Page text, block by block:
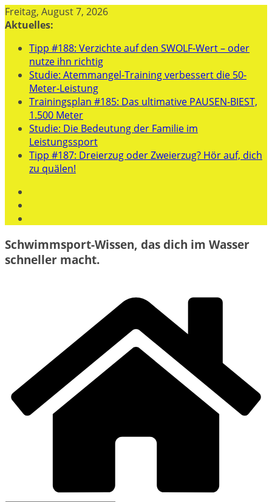
Zum
Inhalt
Freitag, August 7, 2026
Aktuelles:
Tipp #188: Verzichte auf den SWOLF-Wert – oder
nutze ihn richtig
Studie: Atemmangel-Training verbessert die 50-
Meter-Leistung
Trainingsplan #185: Das ultimative PAUSEN-BIEST,
1.500 Meter
Studie: Die Bedeutung der Familie im
Leistungssport
Tipp #187: Dreierzug oder Zweierzug? Hör auf, dich
zu quälen!
Schwimmsport-Wissen, das dich im Wasser
schneller macht.